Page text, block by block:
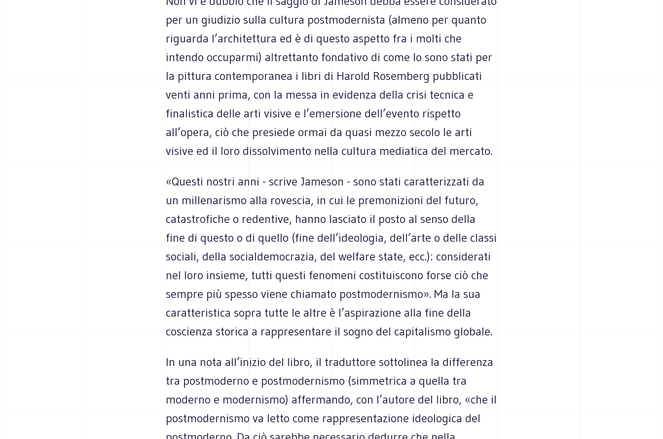
per un giudizio sulla cultura postmodernista (almeno per quanto
riguarda l’architettura ed è di questo aspetto fra i molti che
intendo occuparmi) altrettanto fondativo di come lo sono stati per
la pittura contemporanea i libri di Harold Rosemberg pubblicati
venti anni prima, con la messa in evidenza della crisi tecnica e
finalistica delle arti visive e l’emersione dell’evento rispetto
all’opera, ciò che presiede ormai da quasi mezzo secolo le arti
visive ed il loro dissolvimento nella cultura mediatica del mercato.
«Questi nostri anni - scrive Jameson - sono stati caratterizzati da
un millenarismo alla rovescia, in cui le premonizioni del futuro,
catastrofiche o redentive, hanno lasciato il posto al senso della
fine di questo o di quello (fine dell’ideologia, dell’arte o delle classi
sociali, della socialdemocrazia, del welfare state, ecc.): considerati
nel loro insieme, tutti questi fenomeni costituiscono forse ciò che
sempre più spesso viene chiamato postmodernismo». Ma la sua
caratteristica sopra tutte le altre è l’aspirazione alla fine della
coscienza storica a rappresentare il sogno del capitalismo globale.
In una nota all’inizio del libro, il traduttore sottolinea la differenza
tra postmoderno e postmodernismo (simmetrica a quella tra
moderno e modernismo) affermando, con l’autore del libro, «che il
postmodernismo va letto come rappresentazione ideologica del